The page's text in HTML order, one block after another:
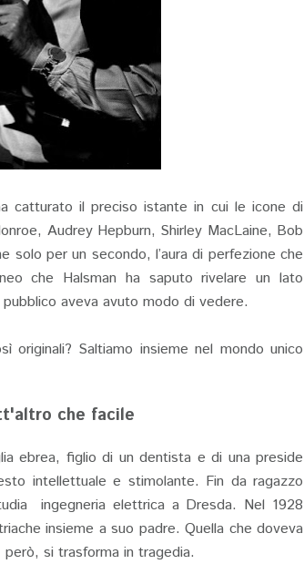
catturato il preciso istante in cui le icone di
Audrey Hepburn, Shirley MacLaine, Bob
solo per un secondo, l’aura di perfezione che
che Halsman ha saputo rivelare un lato
aveva avuto modo di vedere.
Saltiamo insieme nel mondo unico
che facile
ebrea, figlio di un dentista e di una preside
intellettuale e stimolante. Fin da ragazzo
ingegneria elettrica a Dresda. Nel 1928
insieme a suo padre. Quella che doveva
si trasforma in tragedia.